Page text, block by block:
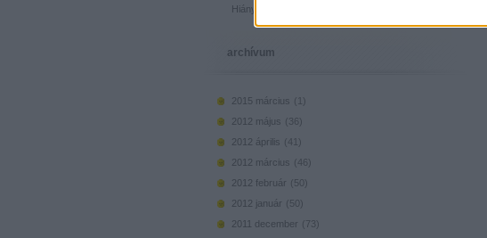
Hiányzó elemek beszerzése
archívum
2015 március (
)
2012 május ( 36 )
2012 április ( 41
)
2012 március ( 46 )
2012 február ( 50)
2012 január ( 50)
2011 december ( 73)